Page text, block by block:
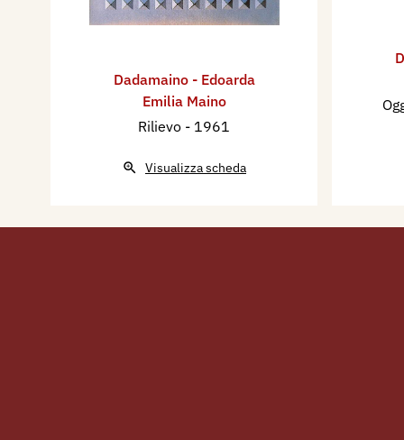
Dadamaino - Edoarda
Emilia Maino
Rilievo - 1961
Visualizza scheda